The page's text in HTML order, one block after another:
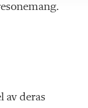
av deras